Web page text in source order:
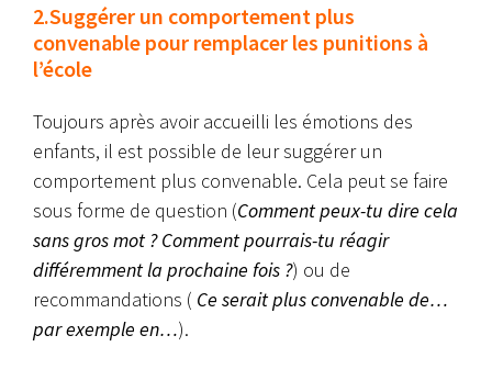
2.Suggérer un comportement plus
convenable pour remplacer les punitions à
l’école
Toujours après avoir accueilli les émotions des
enfants, il est possible de leur suggérer un
comportement plus convenable. Cela peut se faire
sous forme de question (Comment peux-tu dire cela
sans gros mot ? Comment pourrais-tu réagir
différemment la prochaine fois ?) ou de
recommandations ( Ce serait plus convenable de…
par exemple en…).